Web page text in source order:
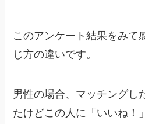
このアンケート結果をみて
じ方の違いです。
男性の場合、マッチングし
たけどこの人に 「いいね